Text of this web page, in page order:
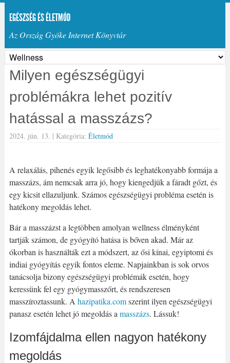
EGÉSZSÉG ÉS ÉLETMÓD
Az Ország Gyöke Internet Könyvtár
Milyen egészségügyi
problémákra lehet pozitív
hatással a masszázs?
2024. jún. 13. | Kategória: Életmód
A relaxálás, pihenés egyik legősibb és leghatékonyabb formája a
masszázs, ám nemcsak arra jó, hogy kiengedjük a fáradt gőzt, és
egy kicsit ellazuljunk. Számos egészségügyi probléma esetén is
hatékony megoldás lehet.
Bár a masszázst a legtöbben amolyan wellness élményként
tartják számon, de gyógyító hatása is bőven akad. Már az
ókorban is használták ezt a módszert, az ősi kínai, egyiptomi és
indiai gyógyítás egyik fontos eleme. Napjainkban is sok orvos
tanácsolja bizony egészségügyi problémák esetén, hogy
keressünk fel egy gyógymasszőrt, és rendszeresen
masszíroztassunk. A hazipatika.comszerint ilyen egészségügyi
panasz esetén lehet jó megoldás a masszázs. Lássuk!
Izomfájdalma ellen nagyon hatékony
megoldás